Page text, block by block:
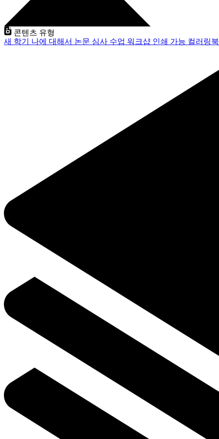
콘텐츠 유형
새 학기 나에 대해서 논문 심사 수업 워크샵 인쇄 가능 컬러링북